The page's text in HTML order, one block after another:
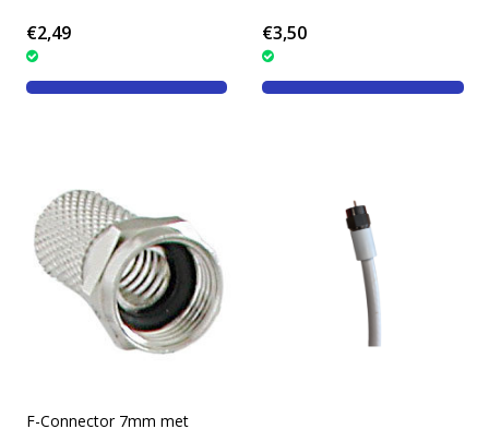
€2,49 €3,50
F-Connector 7mm met